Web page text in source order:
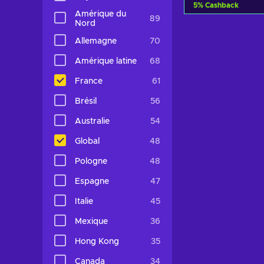
Amérique du
Nord
89
Allemagne 70
Amérique latine 68
France 61
Brésil 56
Australie 54
Global 48
Pologne 48
Espagne 47
Italie 45
Mexique 36
Hong Kong 35
Canada 34
5% Cashback